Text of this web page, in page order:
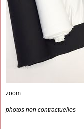
zoom
photos non contractuelles